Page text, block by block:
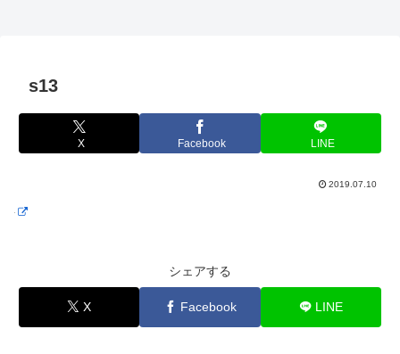
s13
X Facebook LINE
2019.07.10
シェアする
X Facebook LINE